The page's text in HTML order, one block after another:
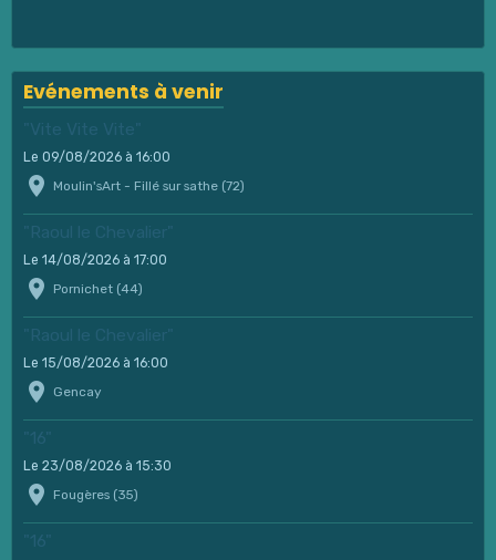
Evénements à venir
"Vite Vite Vite"
Le 09/08/2026 à 16:00
Moulin'sArt - Fillé sur sathe (72)
"Raoul le Chevalier"
Le 14/08/2026 à 17:00
Pornichet (44)
"Raoul le Chevalier"
Le 15/08/2026 à 16:00
Gencay
"16"
Le 23/08/2026 à 15:30
Fougères (35)
"16"